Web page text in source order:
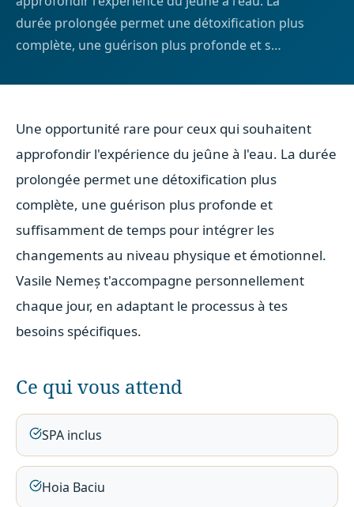
durée prolongée permet une détoxification plus
complète, une guérison plus profonde et s…
Une opportunité rare pour ceux qui souhaitent
approfondir l'expérience du jeûne à l'eau. La durée
prolongée permet une détoxification plus
complète, une guérison plus profonde et
suffisamment de temps pour intégrer les
changements au niveau physique et émotionnel.
Vasile Nemeș t'accompagne personnellement
chaque jour, en adaptant le processus à tes
besoins spécifiques.
Ce qui vous attend
SPA inclus
Hoia Baciu